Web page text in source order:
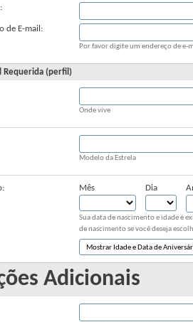
de E-mail:
Por favor digite um endereço de e-
Requerida (perfil)
Onde vive
Modelo da Estrela
Mês Dia
Sua data de nascimento e idade é
de nascimento se você deseja
Adicionais